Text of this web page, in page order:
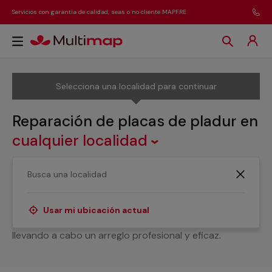
Servicios con garantía de calidad, seas o no cliente MAPFRE
Selecciona una localidad para continuar
Reparación de placas de pladur en
cualquier localidad
Usar mi ubicación actual
¿Buscas a profesionales de la reparación de placas de
especialistas que tiene en cuenta todas tus
llevando a cabo un arreglo profesional y eficaz.